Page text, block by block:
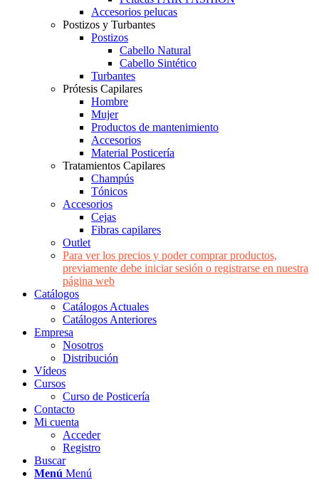
Accesorios pelucas
Postizos y Turbantes
Postizos
Cabello Natural
Cabello Sintético
Turbantes
Prótesis Capilares
Hombre
Mujer
Productos de mantenimiento
Accesorios
Material Posticería
Tratamientos Capilares
Champús
Tónicos
Accesorios
Cejas
Fibras capilares
Outlet
Para ver los precios y poder comprar productos,
previamente debe iniciar sesión o registrarse en nuestra
página web
Catálogos
Catálogos Actuales
Catálogos Anteriores
Empresa
Nosotros
Distribución
Vídeos
Cursos
Curso de Posticería
Contacto
Mi cuenta
Acceder
Registro
Buscar
Menú Menú